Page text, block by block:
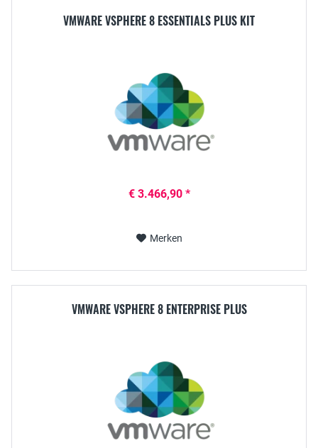
VMWARE VSPHERE 8 ESSENTIALS PLUS KIT
€ 3.466,90 *
Merken
VMWARE VSPHERE 8 ENTERPRISE PLUS